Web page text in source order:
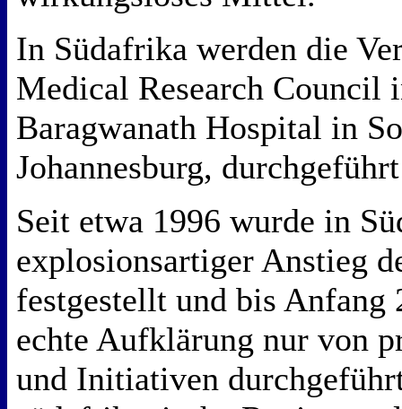
In Südafrika werden die
Medical Research Council
Baragwanath Hospital in
Johannesburg,
Seit etwa 1996 wurde in
explosionsartiger Anstieg
festgestellt und bis Anfang
echte Aufklärung nur von
und Initiativen